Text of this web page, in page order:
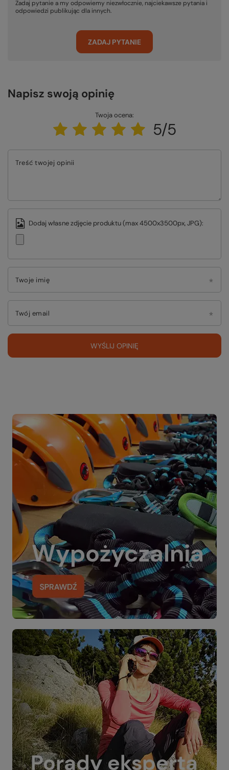
Zadaj pytanie a my odpowiemy niezwłocznie, najciekawsze pytania i
odpowiedzi publikując dla innych.
ZADAJ PYTANIE
Napisz swoją opinię
Twoja ocena:
5/5
Treść twojej opinii
Dodaj własne zdjęcie produktu (max 4500x3500px, JPG):
Twoje imię
Twój email
WYŚLIJ OPINIĘ